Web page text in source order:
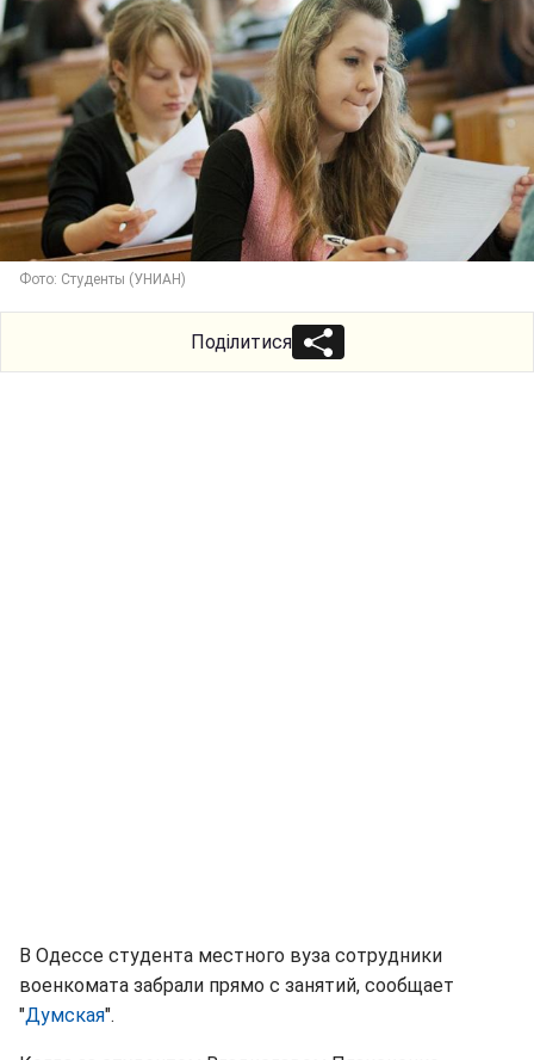
Фото: Студенты (УНИАН)
Поділитися
В Одессе студента местного вуза сотрудники
военкомата забрали прямо с занятий, сообщает
"Думская".